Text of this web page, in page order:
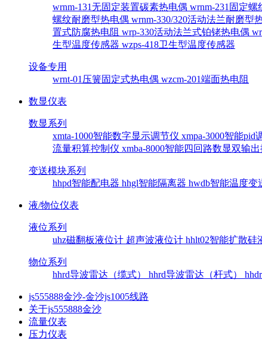
wrnm-131无固定装置碳素热电偶 wrnm-231固定螺
螺纹耐磨型热电偶 wrnm-330/320活动法兰耐磨型
置式防腐热电阻 wrp-330活动法兰式铂铑热电偶
生型温度传感器 wzps-418卫生型温度传感器
设备专用
wrnt-01压簧固定式热电偶 wzcm-201端面热电阻
数显仪表
数显系列
xmta-1000智能数字显示调节仪 xmpa-3000智能pid
流量积算控制仪 xmba-8000智能四回路数显双输
变送模块系列
hhpd智能配电器 hhgl智能隔离器 hwdb智能温度变
液/物位仪表
液位系列
uhz磁翻板液位计 超声波液位计 hhlt02智能扩散硅
物位系列
hhrd导波雷达（缆式） hhrd导波雷达（杆式）
js555888金沙-金沙js1005线路
关于js555888金沙
流量仪表
压力仪表